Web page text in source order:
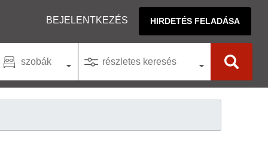
BEJELENTKEZÉS HIRDETÉS FELADÁSA
szobák részletes keresés